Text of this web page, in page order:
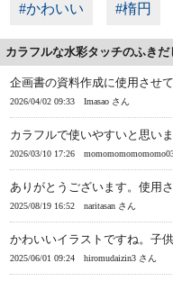
#かわいい #楕円
カラフルな水彩タッチのふき
企画書の資料作成に使用させ
2026/04/02 09:33 Imasao さん
カラフルで使いやすいと思い
2026/03/10 17:26
ありがとうございます。使用
2025/08/19 16:52 naritasan さん
かわいいイラストですね。子
2025/06/01 09:24 hiromudaizin3 さん